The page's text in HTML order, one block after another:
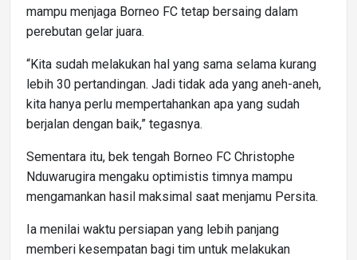
mampu menjaga Borneo FC tetap bersaing dalam
perebutan gelar juara.
“Kita sudah melakukan hal yang sama selama kurang
lebih 30 pertandingan. Jadi tidak ada yang aneh-aneh,
kita hanya perlu mempertahankan apa yang sudah
berjalan dengan baik,” tegasnya.
Sementara itu, bek tengah Borneo FC Christophe
Nduwarugira mengaku optimistis timnya mampu
mengamankan hasil maksimal saat menjamu Persita.
Ia menilai waktu persiapan yang lebih panjang
memberi kesempatan bagi tim untuk melakukan